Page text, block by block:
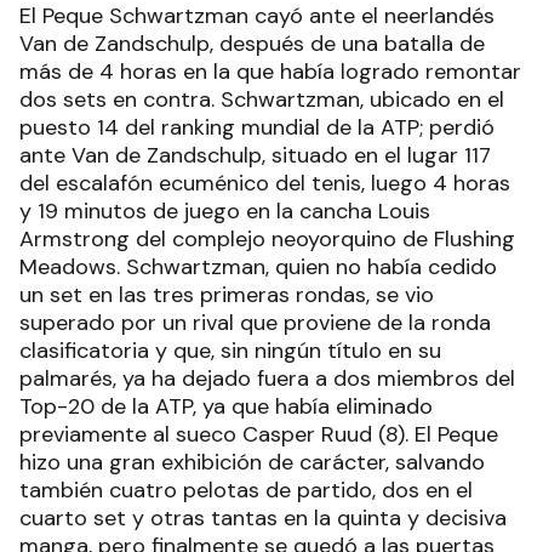
El Peque Schwartzman cayó ante el neerlandés
Van de Zandschulp, después de una batalla de
más de 4 horas en la que había logrado remontar
dos sets en contra. Schwartzman, ubicado en el
puesto 14 del ranking mundial de la ATP; perdió
ante Van de Zandschulp, situado en el lugar 117
del escalafón ecuménico del tenis, luego 4 horas
y 19 minutos de juego en la cancha Louis
Armstrong del complejo neoyorquino de Flushing
Meadows. Schwartzman, quien no había cedido
un set en las tres primeras rondas, se vio
superado por un rival que proviene de la ronda
clasificatoria y que, sin ningún título en su
palmarés, ya ha dejado fuera a dos miembros del
Top-20 de la ATP, ya que había eliminado
previamente al sueco Casper Ruud (8). El Peque
hizo una gran exhibición de carácter, salvando
también cuatro pelotas de partido, dos en el
cuarto set y otras tantas en la quinta y decisiva